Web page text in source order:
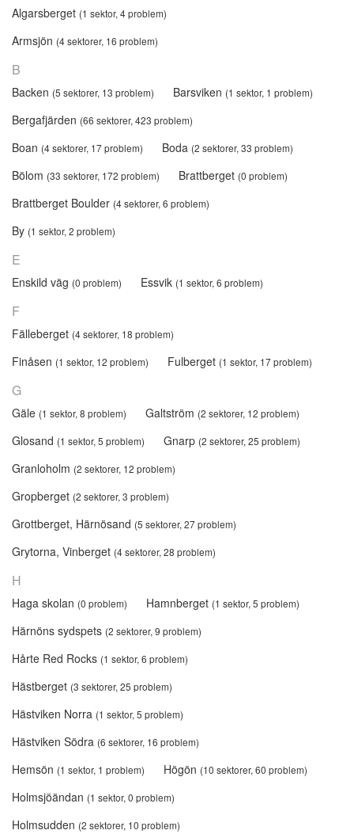
Algarsberget (1 sektor, 4 problem)
Armsjön (4 sektorer, 16 problem)
B
Backen (5 sektorer, 13 problem) Barsviken (1 sektor, 1 problem)
Bergafjärden (66 sektorer, 423 problem)
Boan (4 sektorer, 17 problem) Boda (2 sektorer, 33 problem)
Bölom (33 sektorer, 172 problem) Brattberget (0 problem)
Brattberget Boulder (4 sektorer, 6 problem)
By (1 sektor, 2 problem)
E
Enskild väg (0 problem) Essvik (1 sektor, 6 problem)
F
Fälleberget (4 sektorer, 18 problem)
Finåsen (1 sektor, 12 problem) Fulberget (1 sektor, 17 problem)
G
Gäle (1 sektor, 8 problem) Galtström (2 sektorer, 12 problem)
Glosand (1 sektor, 5 problem) Gnarp (2 sektorer, 25 problem)
Granloholm (2 sektorer, 12 problem)
Gropberget (2 sektorer, 3 problem)
Grottberget, Härnösand (5 sektorer, 27 problem)
Grytorna, Vinberget (4 sektorer, 28 problem)
H
Haga skolan (0 problem) Hamnberget (1 sektor, 5 problem)
Härnöns sydspets (2 sektorer, 9 problem)
Hårte Red Rocks (1 sektor, 6 problem)
Hästberget (3 sektorer, 25 problem)
Hästviken Norra (1 sektor, 5 problem)
Hästviken Södra (6 sektorer, 16 problem)
Hemsön (1 sektor, 1 problem) Högön (10 sektorer, 60 problem)
Holmsjöändan (1 sektor, 0 problem)
Holmsudden (2 sektorer, 10 problem)